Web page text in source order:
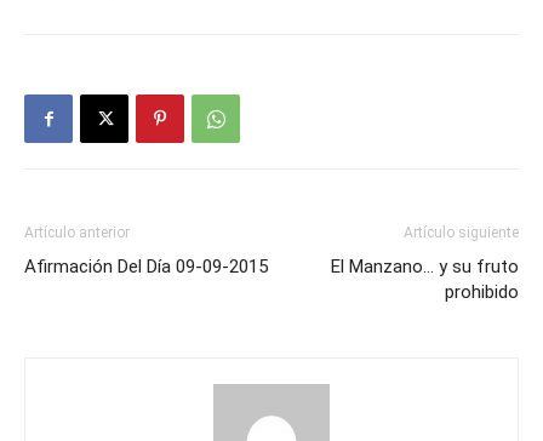
Artículo anterior
Afirmación Del Día 09-09-2015
Artículo siguiente
El Manzano… y su fruto
prohibido